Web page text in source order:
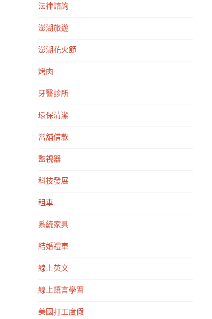
法律諮詢
澎湖旅遊
澎湖花火節
烤肉
牙醫診所
環保清潔
當舖借款
監視器
科技發展
租車
系統家具
結婚禮車
線上英文
線上語言學習
美國打工度假